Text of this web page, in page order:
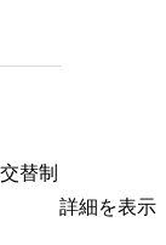
替制
詳細を表示